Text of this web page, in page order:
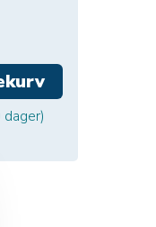
dager)